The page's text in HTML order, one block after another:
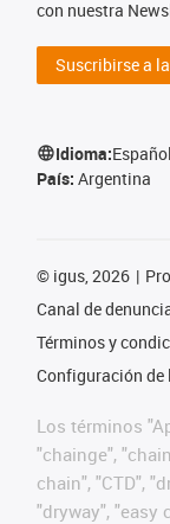
con nuestra
Suscribirse a
Idioma:Español
País: Argentina
© igus, 2026
Canal de
Términos y
Configuración de
Los términos
"chainge",
chain", "CTD",
"dryway", "easy